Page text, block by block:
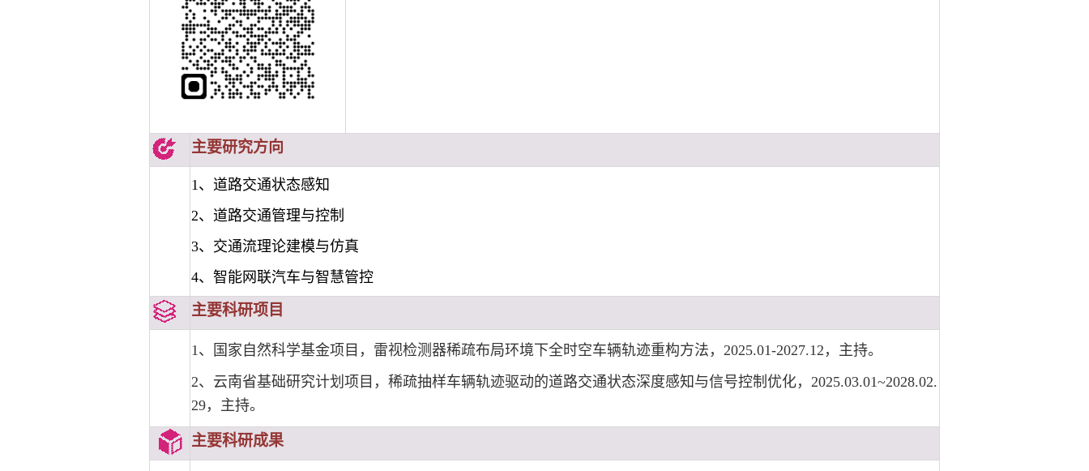
主要研究方向
1、道路交通状态感知
2、道路交通管理与控制
3、交通流理论建模与仿真
4、智能网联汽车与智慧管控
主要科研项目
1、国家自然科学基金项目，雷视检测器稀疏布局环境下全时空车辆轨迹重构方法，2025.01-2027.12，主持。
2、云南省基础研究计划项目，稀疏抽样车辆轨迹驱动的道路交通状态深度感知与信号控制优化，2025.03.01~2028.02.
29，主持。
主要科研成果